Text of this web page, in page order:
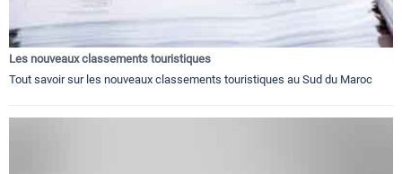
Les nouveaux classements touristiques
Tout savoir sur les nouveaux classements touristiques au Sud du Maroc